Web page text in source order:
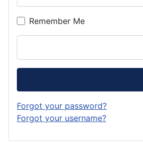
Remember Me
Forgot your password?
Forgot your username?